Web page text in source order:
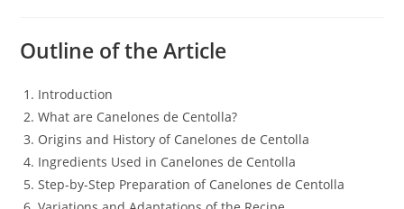
Outline of the Article
Introduction
What are Canelones de Centolla?
Origins and History of Canelones de Centolla
Ingredients Used in Canelones de Centolla
Step-by-Step Preparation of Canelones de Centolla